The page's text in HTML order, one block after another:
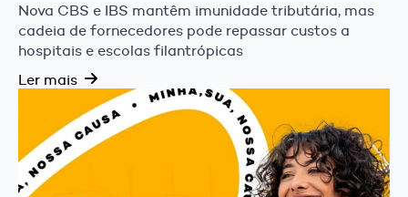
Nova CBS e IBS mantêm imunidade tributária, mas
cadeia de fornecedores pode repassar custos a
hospitais e escolas filantrópicas
Ler mais